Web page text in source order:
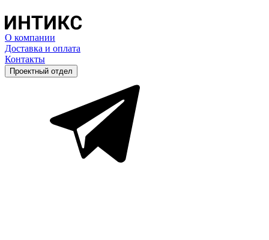
О компании
Доставка и оплата
Контакты
Проектный отдел